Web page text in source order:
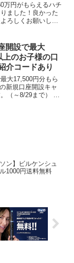
円がもらえるハチ
ました！良かった
ろしくお願いしま
てポイントGET！
開設で最大
のお子様の口
介コードあり
大17,500円分もら
新規口座開設キャ
（～8/29まで） 達
ン】ビルケンシュ
1000円送料無料